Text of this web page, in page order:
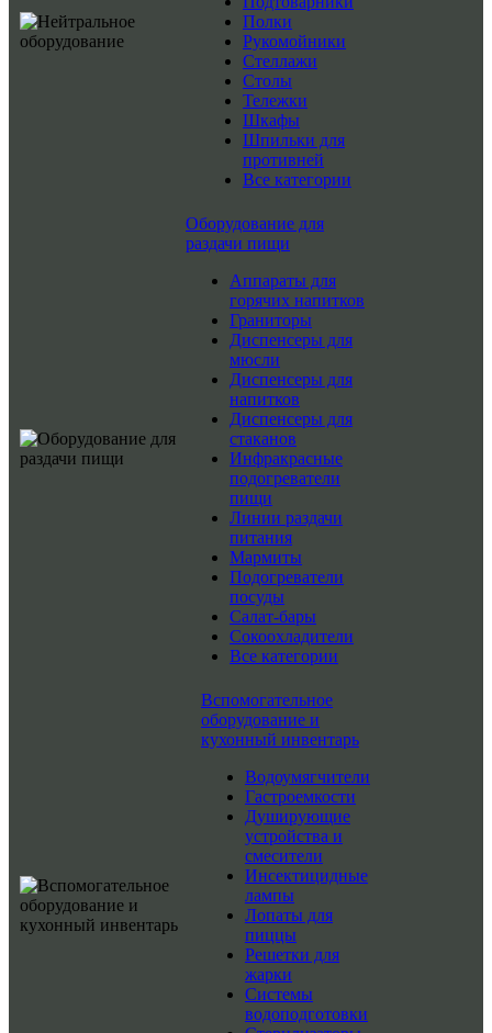
Полки
Рукомойники
Стеллажи
Столы
Тележки
Шкафы
Шпильки для
противней
Все категории
Оборудование для
раздачи пищи
Аппараты для
горячих напитков
Граниторы
Диспенсеры для
мюсли
Диспенсеры для
напитков
Диспенсеры для
стаканов
Инфракрасные
подогреватели
пищи
Линии раздачи
питания
Мармиты
Подогреватели
посуды
Салат-бары
Сокоохладители
Все категории
Вспомогательное
оборудование и
кухонный инвентарь
Водоумягчители
Гастроемкости
Душирующие
устройства и
смесители
Инсектицидные
лампы
Лопаты для
пиццы
Решетки для
жарки
Системы
водоподготовки